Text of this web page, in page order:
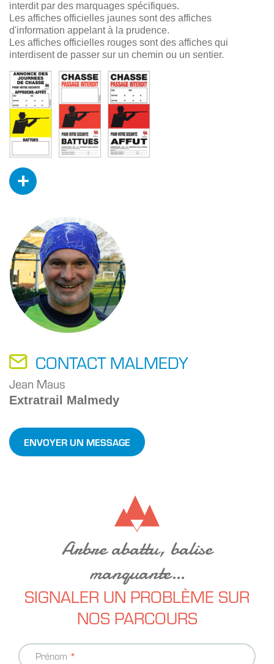
interdit par des marquages spécifiques.
Les affiches officielles jaunes sont des affiches
d'information appelant à la prudence.
Les affiches officielles rouges sont des affiches qui
interdisent de passer sur un chemin ou un sentier.
+
CONTACT MALMEDY
Jean Maus
Extratrail Malmedy
ENVOYER UN MESSAGE
Arbre abattu, balise
manquante…
SIGNALER UN PROBLÈME SUR
NOS PARCOURS
Coordonnées
Prénom